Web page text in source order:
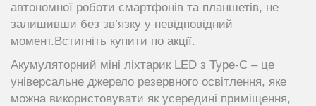
автономної роботи смартфонів та планшетів, не
залишивши без зв’язку у невідповідний
момент.Встигніть купити по акції.
Акумуляторний міні ліхтарик LED з Type-C – це
універсальне джерело резервного освітлення, яке
можна використовувати як усередині приміщення,